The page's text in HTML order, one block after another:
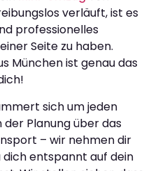
verläuft, ist es
professionelles
Seite zu haben.
München ist genau das
sich um jeden
der Planung über das
– wir nehmen dir
entspannt auf dein